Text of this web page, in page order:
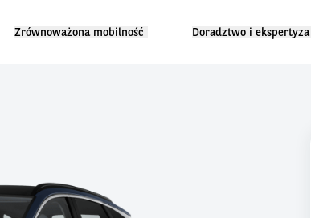
Zrównoważona mobilność Doradztwo i ekspertyza